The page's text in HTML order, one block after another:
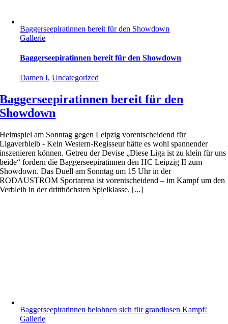
Baggerseepiratinnen bereit für den Showdown
Gallerie
Baggerseepiratinnen bereit für den Showdown
Damen I,Uncategorized
Baggerseepiratinnen bereit für den
Showdown
Heimspiel am Sonntag gegen Leipzig vorentscheidend für
Ligaverbleib - Kein Western-Regisseur hätte es wohl spannender
inszenieren können. Getreu der Devise „Diese Liga ist zu klein für uns
beide“ fordern die Baggerseepiratinnen den HC Leipzig II zum
Showdown. Das Duell am Sonntag um 15 Uhr in der
RODAUSTROM Sportarena ist vorentscheidend – im Kampf um den
Verbleib in der dritthöchsten Spielklasse. [...]
Baggerseepiratinnen belohnen sich für grandiosen Kampf!
Gallerie